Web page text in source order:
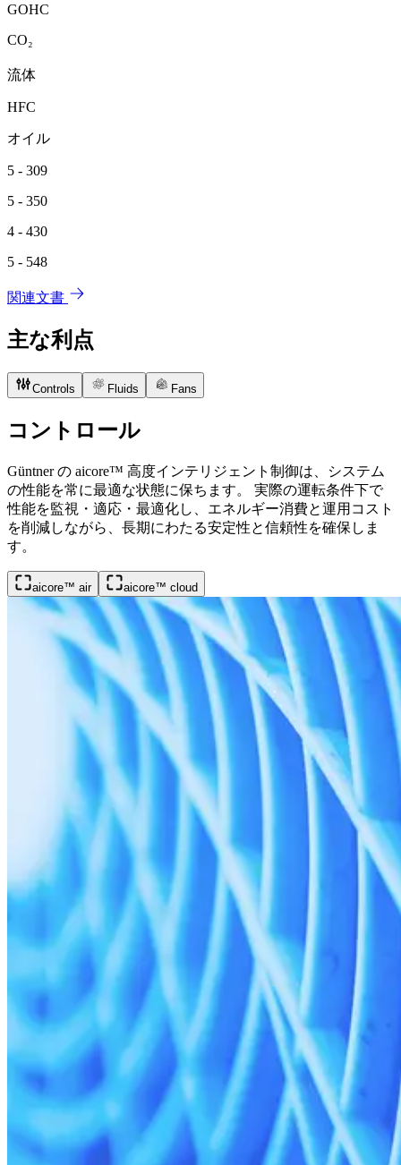
GOHC
CO₂
流体
HFC
オイル
5 - 309
5 - 350
4 - 430
5 - 548
関連文書
主な利点
Controls Fluids Fans
コントロール
Güntner の aicore™ 高度インテリジェント制御は、システム
の性能を常に最適な状態に保ちます。 実際の運転条件下で
性能を監視・適応・最適化し、エネルギー消費と運用コスト
を削減しながら、長期にわたる安定性と信頼性を確保しま
す。
aicore™ air aicore™ cloud